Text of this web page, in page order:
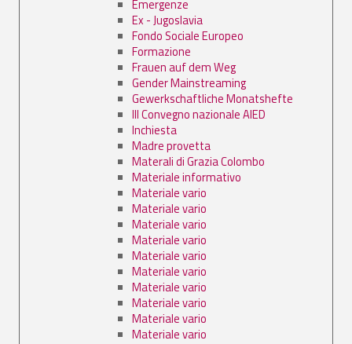
Emergenze
Ex - Jugoslavia
Fondo Sociale Europeo
Formazione
Frauen auf dem Weg
Gender Mainstreaming
Gewerkschaftliche Monatshefte
III Convegno nazionale AIED
Inchiesta
Madre provetta
Materali di Grazia Colombo
Materiale informativo
Materiale vario
Materiale vario
Materiale vario
Materiale vario
Materiale vario
Materiale vario
Materiale vario
Materiale vario
Materiale vario
Materiale vario